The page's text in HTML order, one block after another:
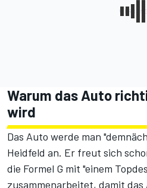
Warum das Auto
wird
Das Auto werde man
Heidfeld an. Er freut sich
die Formel G mit "einem
zusammenarbeitet, damit